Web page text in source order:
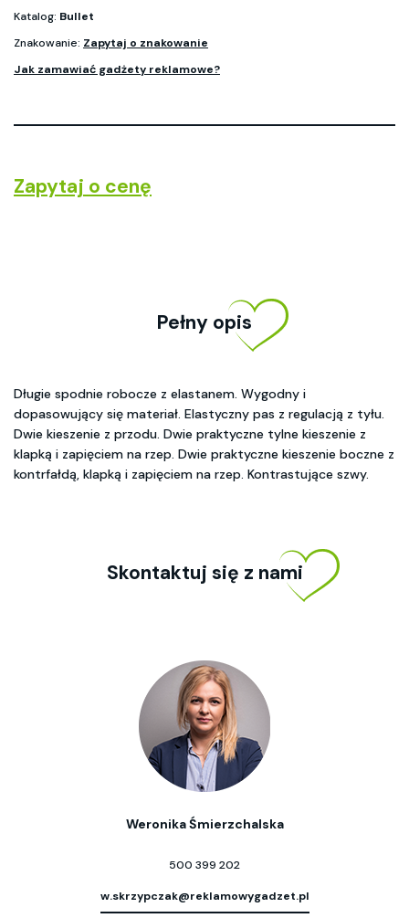
Katalog: Bullet
Znakowanie: Zapytaj o znakowanie
Jak zamawiać gadżety reklamowe?
Zapytaj o cenę
Pełny opis
Długie spodnie robocze z elastanem. Wygodny i
dopasowujący się materiał. Elastyczny pas z regulacją z tyłu.
Dwie kieszenie z przodu. Dwie praktyczne tylne kieszenie z
klapką i zapięciem na rzep. Dwie praktyczne kieszenie boczne z
kontrfałdą, klapką i zapięciem na rzep. Kontrastujące szwy.
Skontaktuj się z nami
Weronika Śmierzchalska
500 399 202
w.skrzypczak@reklamowygadzet.pl